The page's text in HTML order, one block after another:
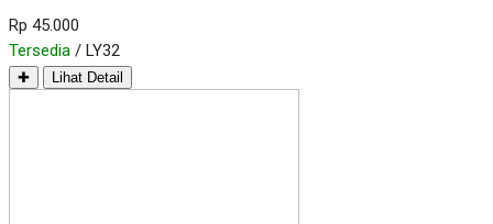
Rp 45.000
Tersedia / LY32
✚ Lihat Detail